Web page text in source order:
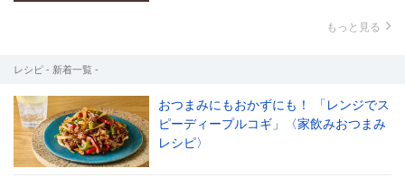
もっと見る
レシピ - 新着一覧 -
おつまみにもおかずにも！ 「レンジでス
ピーディープルコギ」〈家飲みおつまみ
レシピ〉